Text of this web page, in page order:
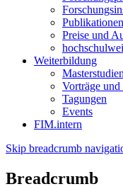
Publikationen
Preise und
Weiterbildung
Vorträge
Tagungen
Events
FIM.intern
Skip breadcrumb
Breadcrumb